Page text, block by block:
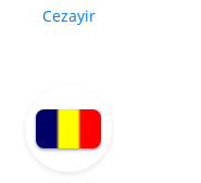
Cezayir